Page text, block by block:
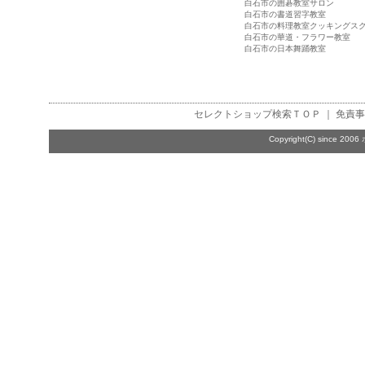
白石市の囲碁教室サロン
白石市の書道習字教室
白石市の料理教室クッキングス
白石市の華道・フラワー教室
白石市の日本舞踊教室
セレクトショップ検索 ＴＯＰ ｜ 免責
Copyright(C) since 2006